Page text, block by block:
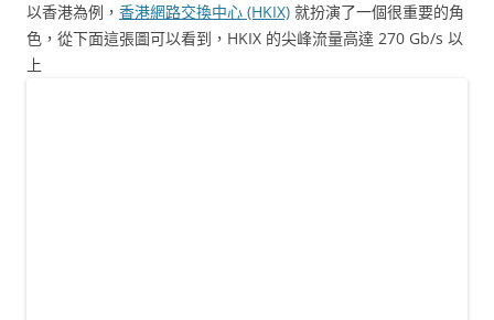
以香港為例， 香港網路交換中心 (HKIX) 就扮演了一個很重要的角
色，從下面這張圖可以看到，HKIX 的尖峰流量高達 270 Gb/s 以
上